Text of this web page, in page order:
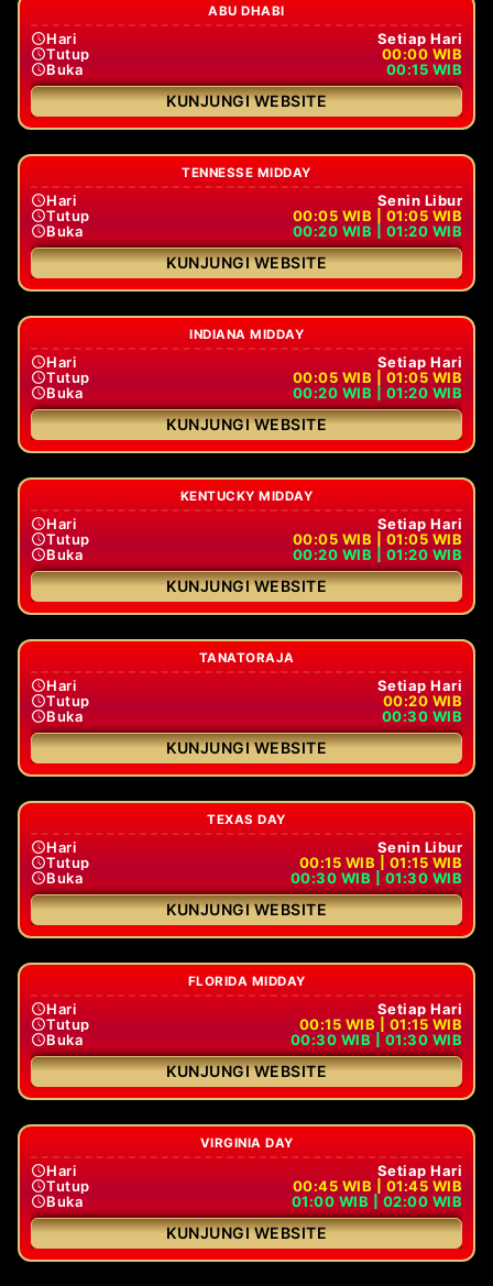
ABU DHABI
Hari
Setiap Hari
Tutup
00:00 WIB
Buka
00:15 WIB
KUNJUNGI WEBSITE
TENNESSE MIDDAY
Hari
Senin Libur
Tutup
00:05 WIB | 01:05 WIB
Buka
00:20 WIB | 01:20 WIB
KUNJUNGI WEBSITE
INDIANA MIDDAY
Hari
Setiap Hari
Tutup
00:05 WIB | 01:05 WIB
Buka
00:20 WIB | 01:20 WIB
KUNJUNGI WEBSITE
KENTUCKY MIDDAY
Hari
Setiap Hari
Tutup
00:05 WIB | 01:05 WIB
Buka
00:20 WIB | 01:20 WIB
KUNJUNGI WEBSITE
TANATORAJA
Hari
Setiap Hari
Tutup
00:20 WIB
Buka
00:30 WIB
KUNJUNGI WEBSITE
TEXAS DAY
Hari
Senin Libur
Tutup
00:15 WIB | 01:15 WIB
Buka
00:30 WIB | 01:30 WIB
KUNJUNGI WEBSITE
FLORIDA MIDDAY
Hari
Setiap Hari
Tutup
00:15 WIB | 01:15 WIB
Buka
00:30 WIB | 01:30 WIB
KUNJUNGI WEBSITE
VIRGINIA DAY
Hari
Setiap Hari
Tutup
00:45 WIB | 01:45 WIB
Buka
01:00 WIB | 02:00 WIB
KUNJUNGI WEBSITE